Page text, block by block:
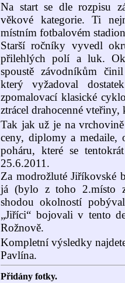
Na start se dle rozpisu
věkové kategorie. Ti
místním fotbalovém
Starší ročníky vyvedl
přilehlých polí a luk.
spoustě závodníkům
který vyžadoval
zpomalovací klasické
ztrácel drahocenné
Tak jak už je na
ceny, diplomy a medaile,
poháru, které se
25.6.2011.
Za modrožluté Jiříkovské
já (bylo z toho 2.místo
shodou okolností
„Jiříci“ bojovali v tento
Rožnově.
Kompletní výsledky
Pavlína.
Přidány fotky.